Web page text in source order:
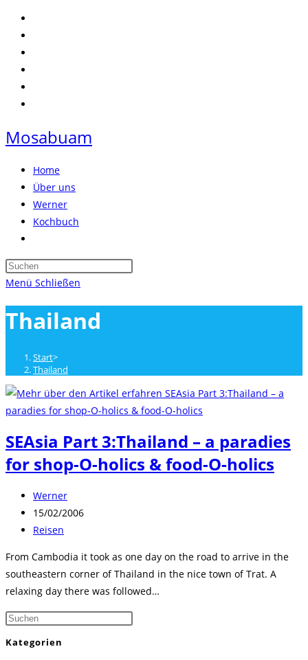
Zum
Inhalt
springen
Mosabuam
Home
Über uns
Werner
Kochbuch
umschalten
Press
Menü Schließen
Thailand
Start>
Thailand
SEAsia Part 3:Thailand – a paradies
for shop-O-holics & food-O-holics
Beitrags-
Autor:
Werner
Beitrag
veröffentlicht:
15/02/2006
Beitrags-
Reisen
From Cambodia it took as one day on the road to arrive in the
southeastern corner of Thailand in the nice town of Trat. A
relaxing day there was followed…
Press
Kategorien